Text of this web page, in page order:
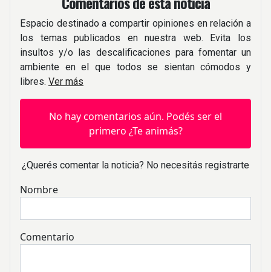
Espacio destinado a compartir opiniones en relación a
los temas publicados en nuestra web. Evita los
insultos y/o las descalificaciones para fomentar un
ambiente en el que todos se sientan cómodos y
libres. Ver más
No hay comentarios aún. Podés ser el
primero ¿Te animás?
¿Querés comentar la noticia? No necesitás registrarte
Nombre
Comentario